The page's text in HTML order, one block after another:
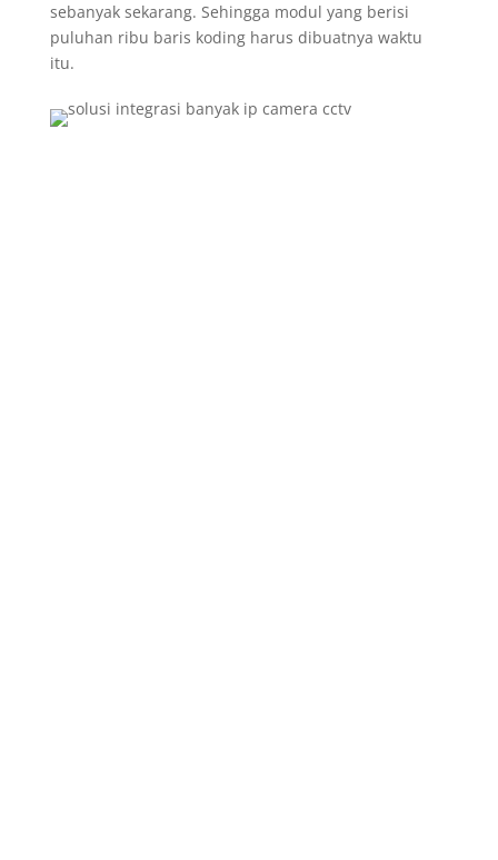
sebanyak sekarang. Sehingga modul yang berisi
puluhan ribu baris koding harus dibuatnya waktu
itu.